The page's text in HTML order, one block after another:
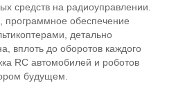
средств на радиоуправлении.
программное обеспечение
детально
вплоть до оборотов каждого
RC автомобилей и роботов
будущем.